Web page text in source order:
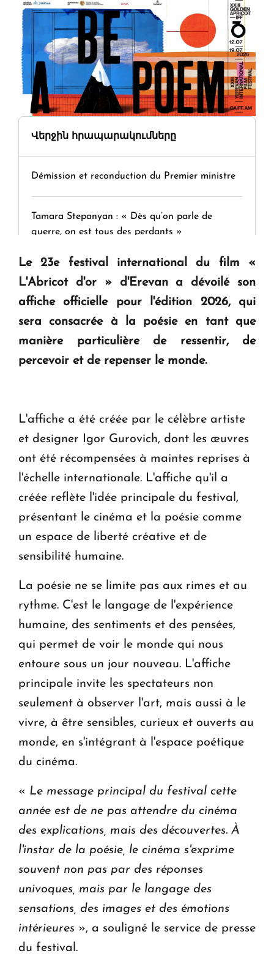
Վերջին հրապարակումները
Démission et reconduction du Premier ministre
Tamara Stepanyan : « Dès qu’on parle de
guerre, on est tous des perdants »
question d'un référendum ne se pose pas. "
KASA : 30 ans d'audace, de résilience et d'avenir
en Arménie
Le 23e festival international du film «
L'Abricot d'or » d'Erevan a dévoilé son
affiche officielle pour l'édition 2026, qui
sera consacrée à la poésie en tant que
manière particulière de ressentir, de
percevoir et de repenser le monde.
L'affiche a été créée par le célèbre artiste
et designer Igor Gurovich, dont les œuvres
ont été récompensées à maintes reprises à
l'échelle internationale. L'affiche qu'il a
créée reflète l'idée principale du festival,
présentant le cinéma et la poésie comme
un espace de liberté créative et de
sensibilité humaine.
La poésie ne se limite pas aux rimes et au
rythme. C'est le langage de l'expérience
humaine, des sentiments et des pensées,
qui permet de voir le monde qui nous
entoure sous un jour nouveau. L'affiche
principale invite les spectateurs non
seulement à observer l'art, mais aussi à le
vivre, à être sensibles, curieux et ouverts au
monde, en s'intégrant à l'espace poétique
du cinéma.
« Le message principal du festival cette
année est de ne pas attendre du cinéma
des explications, mais des découvertes. À
l'instar de la poésie, le cinéma s'exprime
souvent non pas par des réponses
univoques, mais par le langage des
sensations, des images et des émotions
intérieures », a souligné le service de presse
du festival.